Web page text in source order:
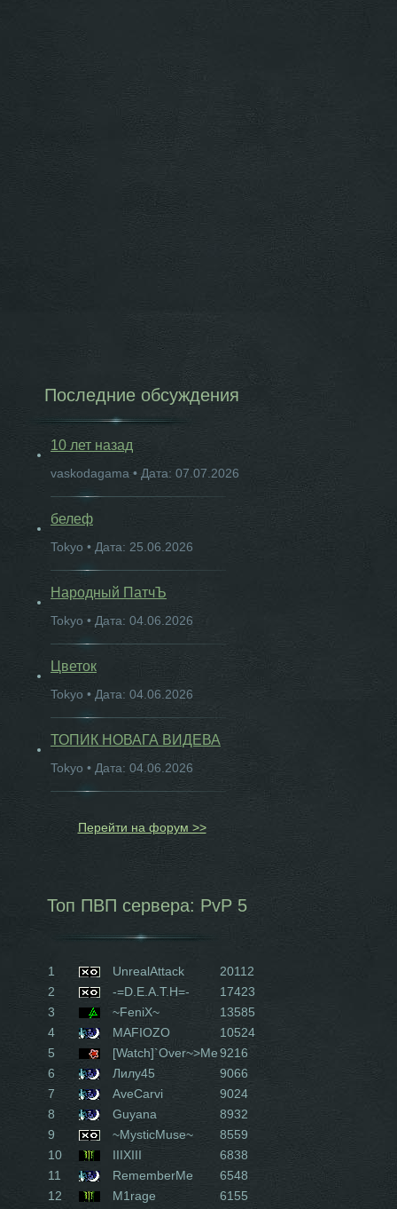
Последние обсуждения
10 лет назад
vaskodagama • Дата: 07.07.2026
белеф
Tokyo • Дата: 25.06.2026
Народный ПатчЪ
Tokyo • Дата: 04.06.2026
Цветок
Tokyo • Дата: 04.06.2026
ТОПИК НОВАГА ВИДЕВА
Tokyo • Дата: 04.06.2026
Перейти на форум >>
Топ ПВП сервера: PvP 5
1 UnrealAttack
20112
2
-=D.E.A.T.H=-
17423
3
~FeniX~
13585
4
MAFIOZO
10524
5
[Watch]`Over~>Me9216
6
Лилу45
9066
7
AveCarvi
9024
8
Guyana
8932
9
~MysticMuse~
8559
10
IIIXIII
6838
11
RememberMe
6548
12
M1rage 6155